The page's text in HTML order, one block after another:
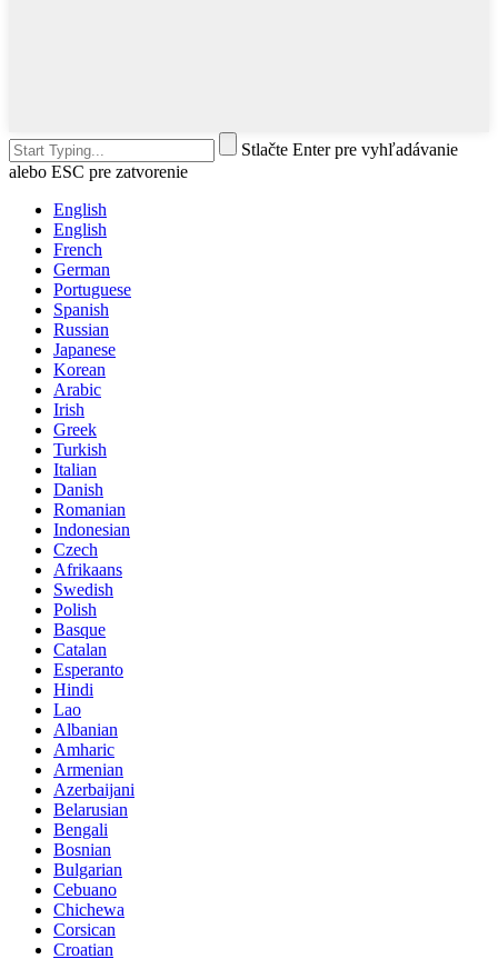
Stlačte Enter pre vyhľadávanie
alebo ESC pre zatvorenie
English
English
French
German
Portuguese
Spanish
Russian
Japanese
Korean
Arabic
Irish
Greek
Turkish
Italian
Danish
Romanian
Indonesian
Czech
Afrikaans
Swedish
Polish
Basque
Catalan
Esperanto
Hindi
Lao
Albanian
Amharic
Armenian
Azerbaijani
Belarusian
Bengali
Bosnian
Bulgarian
Cebuano
Chichewa
Corsican
Croatian